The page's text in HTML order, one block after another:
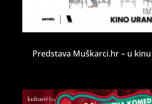
Predstava Muškarci.hr – u